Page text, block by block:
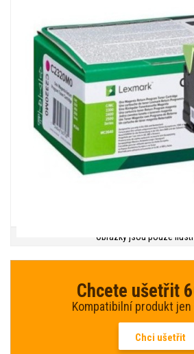
Obrázky jsou pouze
Chcete ušetřit
Kompatibilní produkt jen
Chci ušetřit